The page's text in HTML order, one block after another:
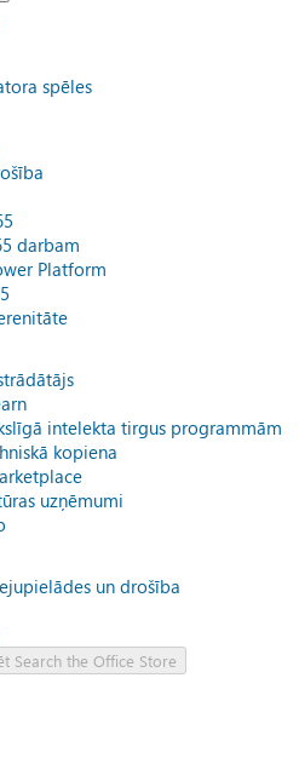
spēles
darbam
Platform
intelekta tirgus programmām
kopiena
uzņēmumi
un drošība
Search the Office Store